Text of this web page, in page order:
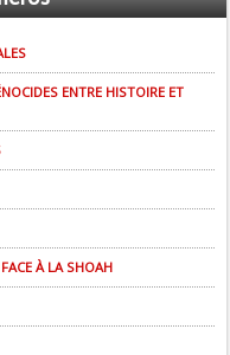
ENTRE HISTOIRE ET
À LA SHOAH